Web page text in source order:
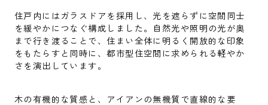
住戸内にはガラスドアを採用し、光を遮らずに空間同士
を緩やかにつなぐ構成しました。自然光や照明の光が奥
まで行き渡ることで、住まい全体に明るく開放的な印象
をもたらすと同時に、都市型住空間に求められる軽やか
さを演出しています。
木の有機的な質感と、アイアンの無機質で直線的な要